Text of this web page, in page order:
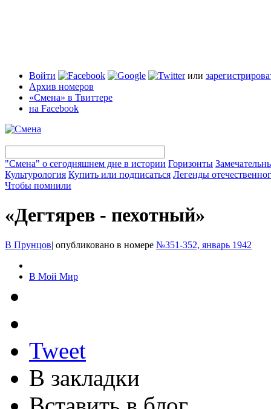
Войти или
Архив номеров
«Смена» в Твиттере
на Facebook
"Смена" о сегодняшнем дне в истории Горизонты
Культурология Купить или подписаться Легенды
Чтобы помнили
«Дегтярев - пехотный»
В Прунцов| опубликовано в номере №351-352, январь 1942
В Мой Мир
Tweet
В закладки